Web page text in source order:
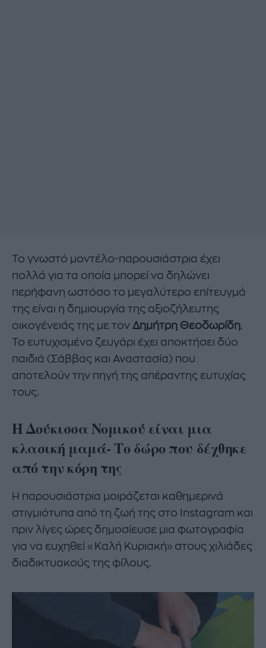
Το γνωστό μοντέλο-παρουσιάστρια έχει
πολλά για τα οποία μπορεί να δηλώνει
περήφανη ωστόσο το μεγαλύτερο επίτευγμά
της είναι η δημιουργία της αξιοζήλευτης
οικογένειάς της με τον Δημήτρη Θεοδωρίδη.
Το ευτυχισμένο ζευγάρι έχει αποκτήσει δύο
παιδιά (Σάββας και Αναστασία) που
αποτελούν την πηγή της απέραντης ευτυχίας
τους.
H Δούκισσα Νομικού είναι μια
κλασική μαμά- Το δώρο που δέχθηκε
από την κόρη της
Η παρουσιάστρια μοιράζεται καθημερινά
στιγμιότυπα από τη ζωή της στο Instagram και
πριν λίγες ώρες δημοσίευσε μια φωτογραφία
για να ευχηθεί «Καλή Κυριακή» στους χιλιάδες
διαδικτυακούς της φίλους.